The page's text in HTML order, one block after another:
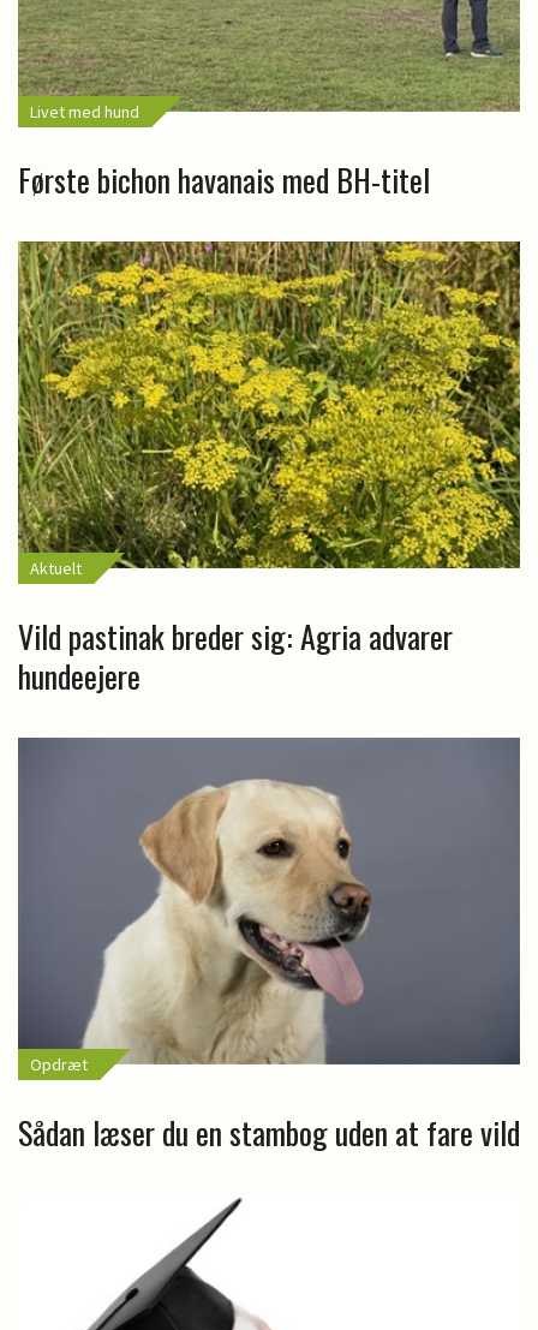
Livet med hund
Første bichon havanais med BH-titel
Aktuelt
Vild pastinak breder sig: Agria advarer
hundeejere
Opdræt
Sådan læser du en stambog uden at fare vild